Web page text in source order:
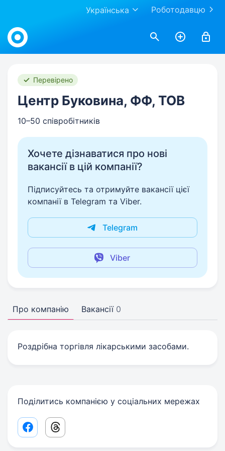
Роботодавцю
Українська
Work.ua
Перевірено
Центр Буковина, ФФ, ТОВ
10–50 співробітників
Хочете дізнаватися про нові
вакансії в цій компанії?
Підписуйтесь та отримуйте вакансії цієї
компанії в Telegram та Viber.
Telegram
Viber
Про компанію Вакансії 0
Роздрібна торгівля лікарськими засобами.
Поділитись компанією у соціальних мережах
Facebook share link
Threads share link